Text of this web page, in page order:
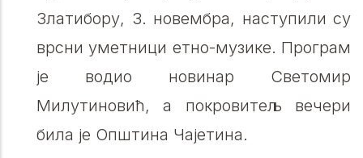
Златибору, 3. новембра, наступили су
врсни уметници етно-музике. Програм
је водио новинар Светомир
Милутиновић, а покровитељ вечери
била је Општина Чајетина.